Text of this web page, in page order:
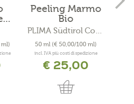
ml)
Peeling Marmo
Bio
PLIMA Südtirol Cosmesi Bio
50 ml (€ 50,00/100 ml)
incl. IVA più costi di spedizione
€ 25,00